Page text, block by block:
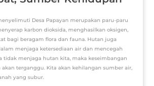
Desa Papayan merupakan paru-paru
karbon dioksida, menghasilkan oksigen,
bagi beragam flora dan fauna. Hutan juga
menjaga ketersediaan air dan mencegah
tidak menjaga hutan kita, maka keseimbangan
akan terganggu. Kita akan kehilangan sumber air,
yang subur.